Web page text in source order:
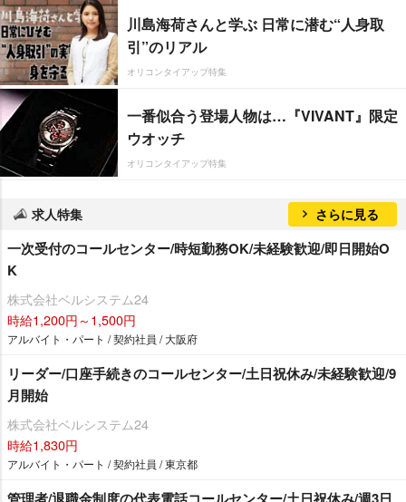
川島海荷さんと学ぶ 日常に潜む“人身取
引”のリアル
オリコンタイアップ特集
一番似合う登場人物は…『VIVANT』限定
ウオッチ
オリコンタイアップ特集
求人特集 さらに見る
一次受付のコールセンター/時短勤務OK/未経験歓迎/即日開始O
K
株式会社ベルシステム24
時給1,200円～1,500円
アルバイト・パート / 契約社員 / 大阪府
リーダー/口座手続きのコールセンター/土日祝休み/未経験歓迎/9
月開始
株式会社ベルシステム24
時給1,830円
アルバイト・パート / 契約社員 / 東京都
管理者/退職金制度の代表電話コールセンター/土日祝休み/週3日